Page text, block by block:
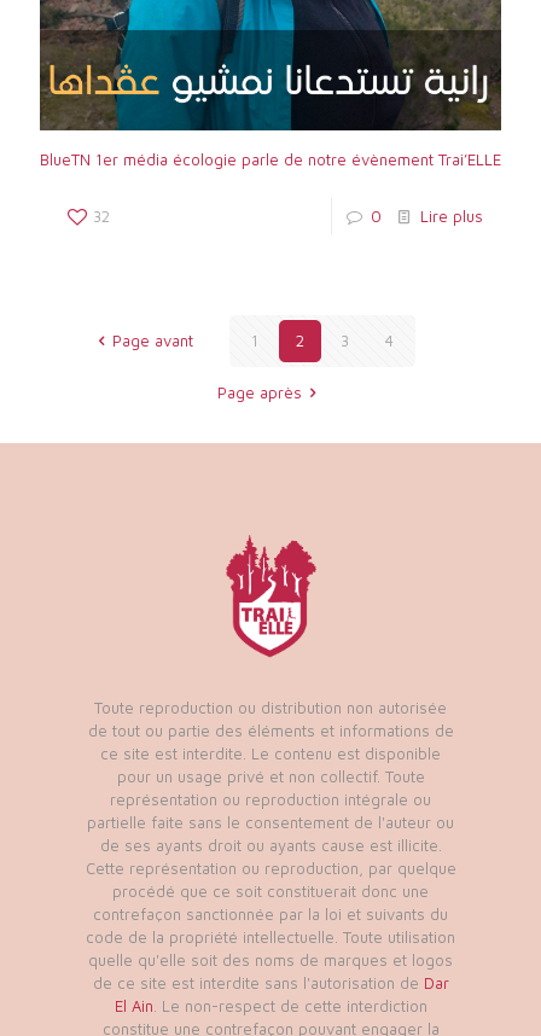
BlueTN 1er média écologie parle de notre évènement Trai’ELLE
32 0 Lire plus
Page avant 1 2 3 4
Page après
Toute reproduction ou distribution non autorisée
de tout ou partie des éléments et informations de
ce site est interdite. Le contenu est disponible
pour un usage privé et non collectif. Toute
représentation ou reproduction intégrale ou
partielle faite sans le consentement de l'auteur ou
de ses ayants droit ou ayants cause est illicite.
Cette représentation ou reproduction, par quelque
procédé que ce soit constituerait donc une
contrefaçon sanctionnée par la loi et suivants du
code de la propriété intellectuelle. Toute utilisation
quelle qu'elle soit des noms de marques et logos
de ce site est interdite sans l'autorisation de Dar
El Ain . Le non-respect de cette interdiction
constitue une contrefaçon pouvant engager la